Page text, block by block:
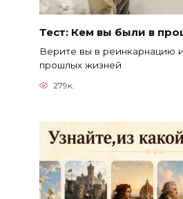
Тест: Кем вы были в
Верите вы в реинкарнацию
прошлых жизней
279к.